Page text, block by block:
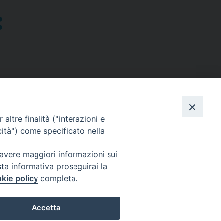
SEGUICI SU
Facebook
Instagram
X YouTube
altre finalità ("interazioni e
come specificato nella
maggiori informazioni sui
informativa proseguirai la
policy completa.
Accetta